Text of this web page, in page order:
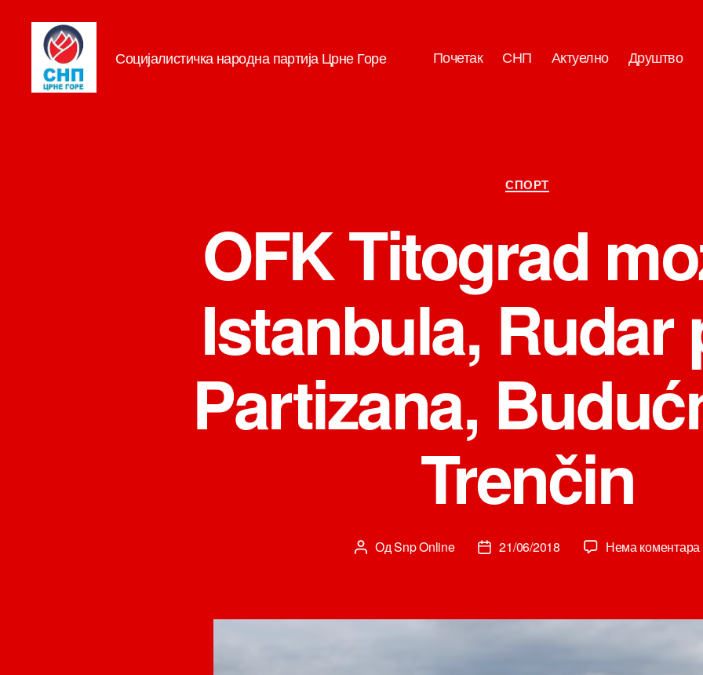
Социјалистичка народна партија Црне Горе Почетак СНП Актуелно Друштво
Категорије
СПОРТ
OFK Titograd
Istanbula, Rudar
Partizana,
Trenčin
Аутор
ОдSnp Online
Датум
21/06/2018 Нема коментара